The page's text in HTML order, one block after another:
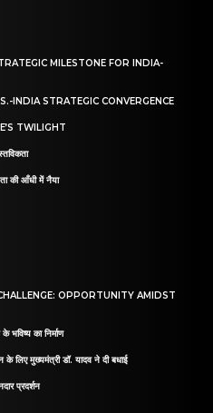
MILESTONE FOR INDIA-
INDIA STRATEGIC CONVERGENCE
TWILIGHT
की आँधी में नैया
OPPORTUNITY AMIDST
का निर्माण
के लिए मुख्यमंत्री डॉ. यादव ने दी बधाई
प्रदर्शन